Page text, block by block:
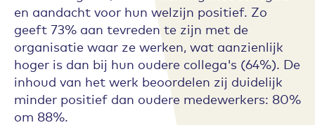
en aandacht voor hun welzijn positief. Zo
geeft 73% aan tevreden te zijn met de
organisatie waar ze werken, wat aanzienlijk
hoger is dan bij hun oudere collega's (64%). De
inhoud van het werk beoordelen zij duidelijk
minder positief dan oudere medewerkers: 80%
om 88%.